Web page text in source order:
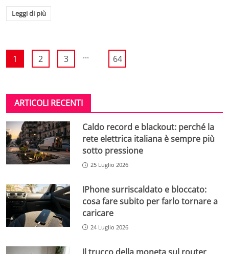
Leggi di più
1 2 3 ... 64
ARTICOLI RECENTI
Caldo record e blackout: perché la
rete elettrica italiana è sempre più
sotto pressione
25 Luglio 2026
IPhone surriscaldato e bloccato:
cosa fare subito per farlo tornare a
caricare
24 Luglio 2026